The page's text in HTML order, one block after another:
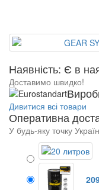
Наявність: Є в
Доставимо швидко!
Дивитися всі товари
Оперативна
У будь-яку точку